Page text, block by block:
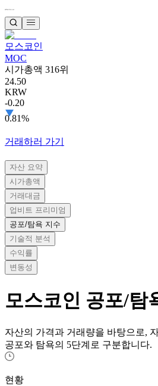
모스코인
MOC
시가총액 316위
24.50
KRW
-0.20
0.81%
거래하러 가기
자산 요약
시가총액
거래대금
업비트 프리미엄
공포/탐욕 지수
기술적 분석
수익률
변동성
모스코인 공포/탐
자산의 가격과 거래량을 바탕으로,
공포와 탐욕의 5단계로 구분합니다.
현황